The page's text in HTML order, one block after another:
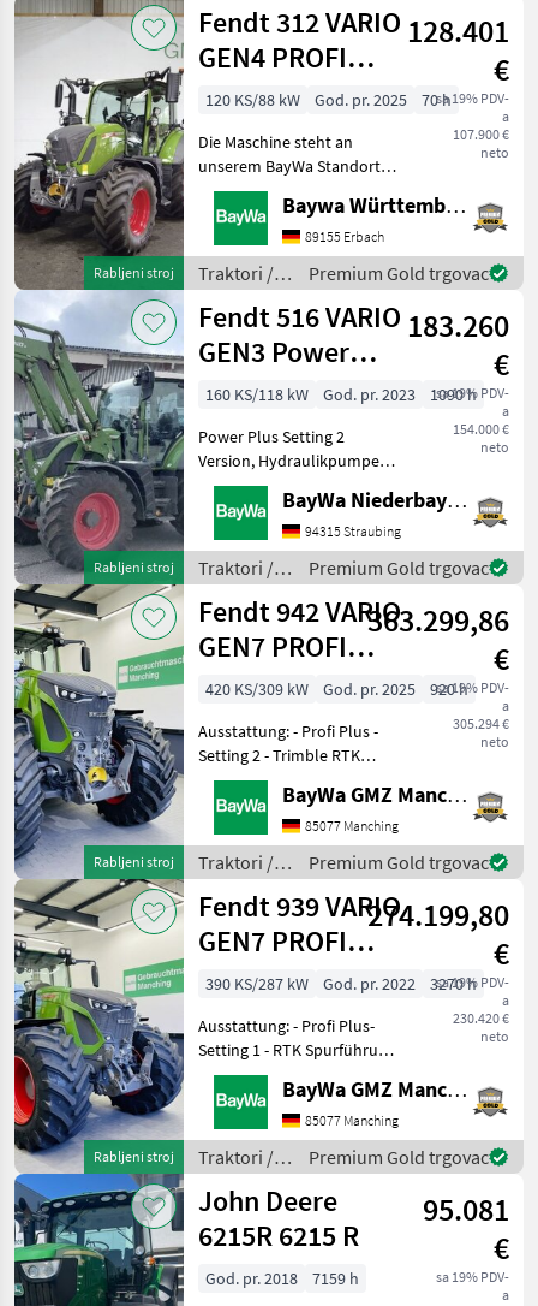
Prikaži
sve
MARKETPLACE
Marketplace
Ponude
trgovaca
Mali
oglasi
Rabljeni stroj
Fendt 312 VARIO
GEN4 PROFI
SET2
128.401
€
sa 19% PDV-
a
107.900 €
neto
120 KS/88 kW God. pr. 2025
70 h
Die Maschine steht an
unserem BayWa Standort in
DE-89155 Erbach.Gerne
steht Ihnen Herr Straub
unter Tel.: 07305 173 52 für
Ihre Anfrage zur
Verfügung!Fendt 312 Vario
Baywa Württemberg
89155 Erbach
Traktori /
Fendt
Premium Gold trgovac
Rabljeni stroj
Fendt 516 VARIO
GEN3 Power
Plus
183.260
€
sa 19% PDV-
a
154.000 €
neto
160 KS/118 kW God. pr. 2023
1090 h
Power Plus Setting 2
Version, Hydraulikpumpe
110 l/min, Spurführung RTK
Novatel, Diese Maschine
steht an unserem BayWa
Standort in DE - 84307
Eggenfelden.Gerne steht
BayWa Niederbayern
94315 Straubing
Traktori /
Fendt
Premium Gold trgovac
Rabljeni stroj
Fendt 942 VARIO
GEN7 PROFI
PLUS S2
363.299,86
€
sa 19% PDV-
a
305.294 €
neto
420 KS/309 kW God. pr. 2025
920 h
Ausstattung: - Profi Plus -
Setting 2 - Trimble RTK
Spurführung - Isobus -
Loadsensing - TIM -
220L/min Hydraulikpumpe-
Frontkraftheber (Lage)-
Frontzapfwelle- 1x Dw
BayWa GMZ Manching
85077 Manching
Traktori /
Fendt
Premium Gold trgovac
Rabljeni stroj
Fendt 939 VARIO
GEN7 PROFI
PLUS S1
274.199,80
€
sa 19% PDV-
a
230.420 €
neto
390 KS/287 kW God. pr. 2022
3270 h
Ausstattung: - Profi Plus-
Setting 1 - RTK Spurführung
- Grip Assistent- Isobus -
Loadsensing - Kühlbox -
K80 Zugkugelkupplung -
Hydraulikpumpe 220L/min
- 1x DW Ste
BayWa GMZ Manching
85077 Manching
Traktori /
Fendt
Premium Gold trgovac
John Deere
6215R 6215 R
95.081
€
sa 19% PDV-
a
God. pr. 2018
7159 h